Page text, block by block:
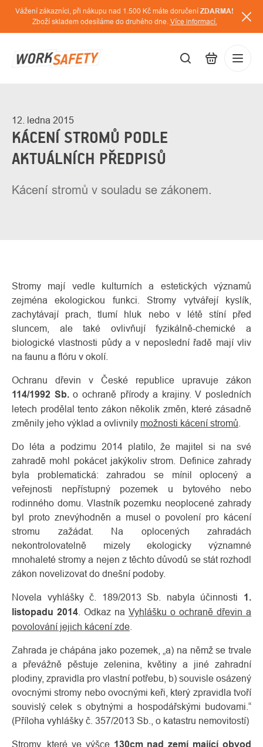
Přejít
obsah
Vážení zákazníci, při nákupu nad 1.500 Kč máte doručení ZDARMA!
Zboží skladem odesíláme do druhého dne. Více informací.
nás
Kontakty
12. ledna 2015
KÁCENÍ STROMŮ PODLE
AKTUÁLNÍCH PŘEDPISŮ
Kácení stromů v souladu se zákonem.
Stromy mají vedle kulturních a estetických významů
zejména ekologickou funkci. Stromy vytvářejí kyslík,
zachytávají prach, tlumí hluk nebo v létě stíní před
sluncem, ale také ovlivňují fyzikálně-chemické a
biologické vlastnosti půdy a v neposlední řadě mají vliv
na faunu a flóru v okolí.
Ochranu dřevin v České republice upravuje zákon
114/1992 Sb.o ochraně přírody a krajiny. V posledních
letech prodělal tento zákon několik změn, které zásadně
změnily jeho výklad a ovlivnily možnosti kácení stromů
Do léta a podzimu 2014 platilo, že majitel si na své
zahradě mohl pokácet jakýkoliv strom. Definice zahrady
byla problematická: zahradou se mínil oplocený a
veřejnosti nepřístupný pozemek u bytového nebo
rodinného domu. Vlastník pozemku neoplocené zahrady
byl proto znevýhodněn a musel o povolení pro kácení
stromu zažádat. Na oplocených zahradách
nekontrolovatelně mizely ekologicky významné
mnohaleté stromy a nejen z těchto důvodů se stát rozhodl
zákon novelizovat do dnešní podoby.
Novela vyhlášky č. 189/2013 Sb. nabyla účinnosti 1.
listopadu 2014 . Odkaz na Vyhlášku o ochraně dřevin a
povolování jejich kácení zde
Zahrada je chápána jako pozemek, „a) na němž se trvale
a převážně pěstuje zelenina, květiny a jiné zahradní
plodiny, zpravidla pro vlastní potřebu, b) souvisle osázený
ovocnými stromy nebo ovocnými keři, který zpravidla tvoří
souvislý celek s obytnými a hospodářskými budovami.“
(Příloha vyhlášky č. 357/2013 Sb., o katastru nemovitostí)
Stromy, které ve výšce130cm nad zemí mající obvod